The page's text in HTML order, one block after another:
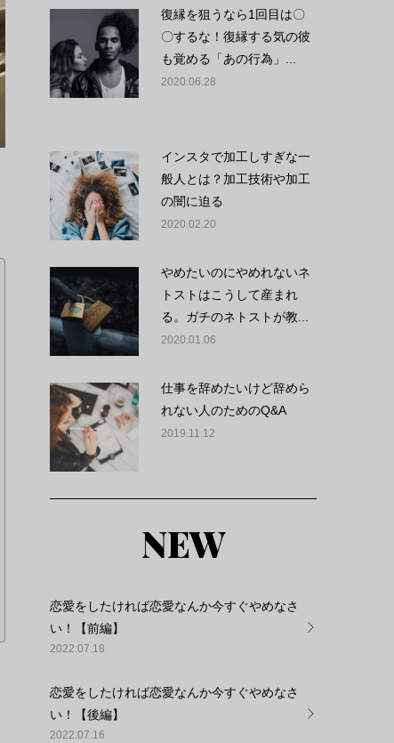
復縁を狙うなら1回目は〇
〇するな！復縁する気の彼
も覚める「あの行為」...
2020.06.28
インスタで加工しすぎな一
般人とは？加工技術や加工
の闇に迫る
2020.02.20
やめたいのにやめれないネ
トストはこうして産まれ
る。ガチのネトストが教...
2020.01.06
仕事を辞めたいけど辞めら
れない人のためのQ&A
2019.11.12
NEW
恋愛をしたければ恋愛なんか今すぐやめなさ
い！【前編】
2022.07.18
恋愛をしたければ恋愛なんか今すぐやめなさ
い！【後編】
2022.07.16